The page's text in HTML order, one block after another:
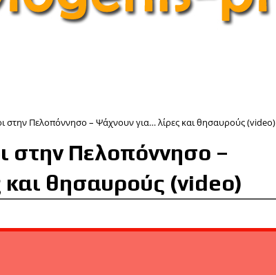
στην Πελοπόννησο – Ψάχνουν για… λίρες και θησαυρούς (video)
στην Πελοπόννησο –
και θησαυρούς (video)